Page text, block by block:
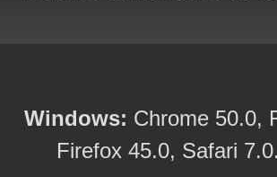
Windows: Chrome 50.0,
Firefox 45.0, Safari